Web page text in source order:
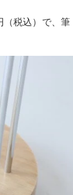
（税込）で、筆